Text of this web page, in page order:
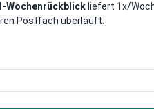
Wochenrückblick liefert 1x/
Postfach überläuft.